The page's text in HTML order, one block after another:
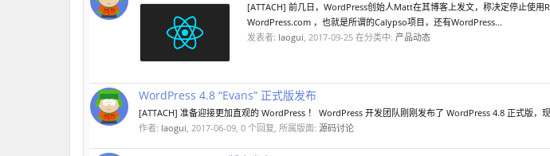
[ATTACH] 前几日，WordPress创始人Matt在其博客上发文，称决定停止使
WordPress.com ，也就是所谓的Calypso项目，还有WordPress...
发表者: laogui, 2017-09-25 在分类中: 产品动态
WordPress 4.8 “Evans” 正式版发布
[ATTACH] 准备迎接更加直观的 WordPress ！ WordPress 开发团队刚刚发布了 WordPress 4.8 正式版
作者: laogui, 2017-06-09, 0 个回复, 所属版面: 源码讨论